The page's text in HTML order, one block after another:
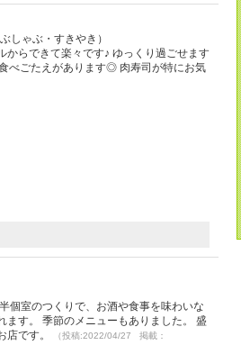
しゃぶ・すきやき）
からできて楽々です♪ ゆっくり過ごせます
べごたえがあります◎ 肉寿司が特にお気
個室のつくりで、お酒や食事を味わいな
す。 季節のメニューもありました。 盛
店です。
（投稿:2022/04/27 掲載：